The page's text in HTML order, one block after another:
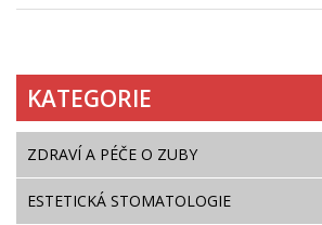
KATEGORIE
ZDRAVÍ A PÉČE O ZUBY
ESTETICKÁ STOMATOLOGIE